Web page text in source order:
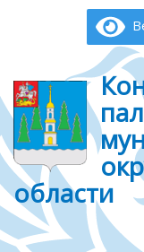
области